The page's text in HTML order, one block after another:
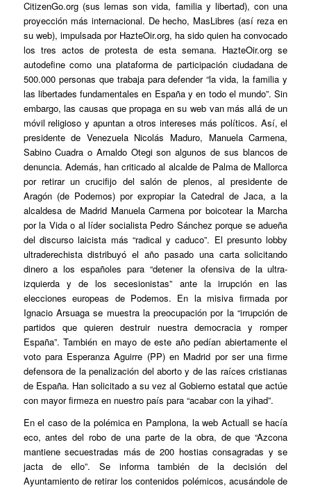
CitizenGo.org (sus lemas son vida, familia y libertad), con una
proyección más internacional. De hecho, MasLibres (así reza en
su web), impulsada por HazteOir.org, ha sido quien ha convocado
los tres actos de protesta de esta semana. HazteOir.org se
autodefine como una plataforma de participación ciudadana de
500.000 personas que trabaja para defender “la vida, la familia y
las libertades fundamentales en España y en todo el mundo”. Sin
embargo, las causas que propaga en suweb van más allá de un
móvil religioso y apuntan a otros intereses más políticos. Así, el
presidente de Venezuela Nicolás Maduro, Manuela Carmena,
Sabino Cuadra o Arnaldo Otegi son algunos de sus blancos de
denuncia. Además, han criticado al alcalde de Palma de Mallorca
por retirar un crucifijo del salón de plenos, al presidente de
Aragón (de Podemos) por expropiar la Catedral de Jaca, a la
alcaldesa de Madrid Manuela Carmena por boicotear la Marcha
por la Vida o al líder socialista Pedro Sánchez porque se adueña
del discurso laicista más “radical y caduco”. El presunto lobby
ultraderechista distribuyó el año pasado una carta solicitando
dinero a los españoles para “detener la ofensiva de la ultra-
izquierda y de los secesionistas” ante la irrupción en las
elecciones europeas de Podemos. En la misiva firmada por
Ignacio Arsuaga se muestra la preocupación por la “irrupción de
partidos que quieren destruir nuestra democracia y romper
España”. También en mayo de este año pedían abiertamente el
voto para Esperanza Aguirre (PP) en Madrid por ser una firme
defensora de la penalización del aborto y de las raíces cristianas
de España. Han solicitado a su vez al Gobierno estatal que actúe
con mayor firmeza en nuestro país para “acabar con la yihad”.
En el caso de la polémica en Pamplona, la webActuall se hacía
eco, antes del robo de una parte de la obra, de que “Azcona
mantiene secuestradas más de 200 hostias consagradas y se
jacta de ello”. Se informa también de la decisión del
Ayuntamiento de retirar los contenidos polémicos, acusándole de